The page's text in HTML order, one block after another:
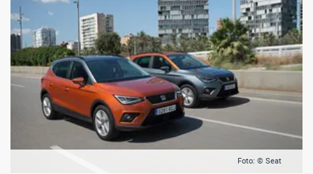
Foto: © Seat